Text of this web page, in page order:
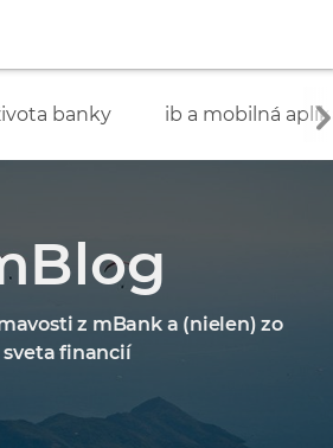
banky ib a mobilná
z mBank a (nielen) zo
sveta financií